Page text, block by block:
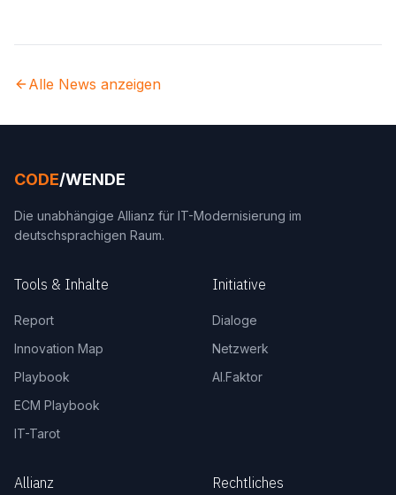
Alle News anzeigen
CODE/WENDE
Die unabhängige Allianz für IT-Modernisierung im
deutschsprachigen Raum.
Tools & Inhalte
Report
Innovation Map
Playbook
ECM Playbook
IT-Tarot
Initiative
Dialoge
Netzwerk
AI.Faktor
Allianz Rechtliches